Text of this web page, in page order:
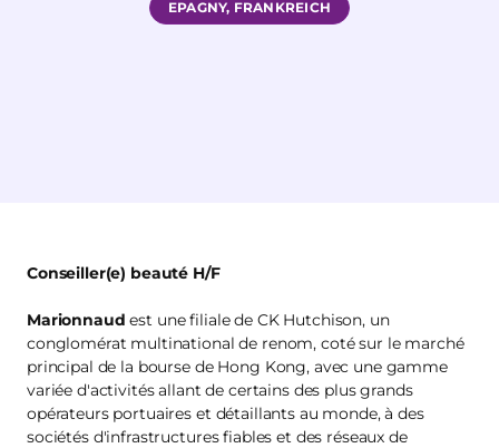
EPAGNY, FRANKREICH
Conseiller(e) beauté H/F
Marionnaud est une filiale de CK Hutchison, un
conglomérat multinational de renom, coté sur le marché
principal de la bourse de Hong Kong, avec une gamme
variée d'activités allant de certains des plus grands
opérateurs portuaires et détaillants au monde, à des
sociétés d'infrastructures fiables et des réseaux de